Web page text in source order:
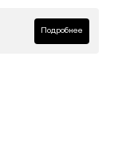
Подробнее